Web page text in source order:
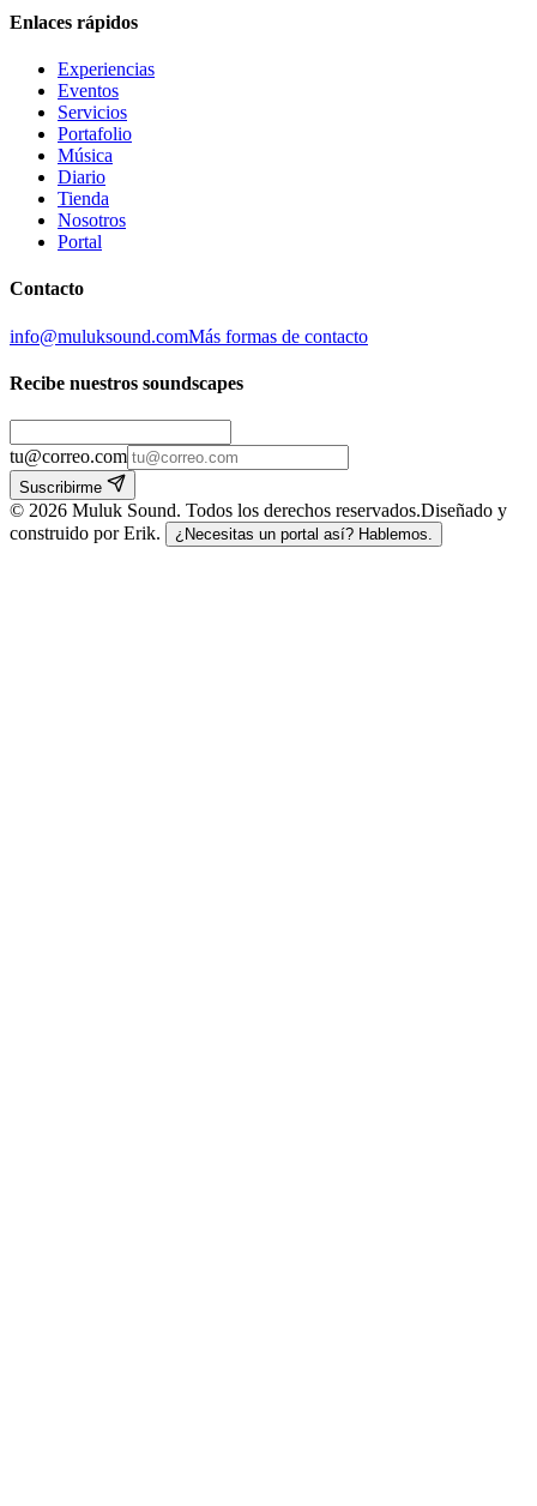
Enlaces rápidos
Experiencias
Eventos
Servicios
Portafolio
Música
Diario
Tienda
Nosotros
Portal
Contacto
info@muluksound.comMás formas de contacto
Recibe nuestros soundscapes
tu@correo.com
Suscribirme
© 2026 Muluk Sound. Todos los derechos reservados.Diseñado y
construido por Erik.
¿Necesitas un portal así? Hablemos.